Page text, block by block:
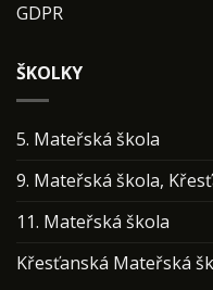
GDPR
ŠKOLKY
5. Mateřská škola
9. Mateřská škola,
11. Mateřská škola
Křesťanská Mateřská